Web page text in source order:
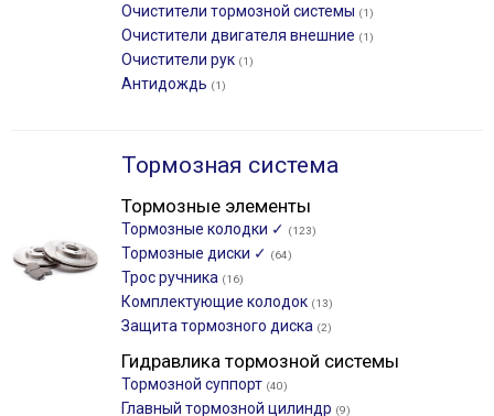
Очистители тормозной системы (1)
Очистители двигателя внешние (1)
Очистители рук (1)
Антидождь (1)
Тормозная система
Тормозные элементы
Тормозные колодки ✓ (123)
Тормозные диски ✓ (64)
Трос ручника (16)
Комплектующие колодок (13)
Защита тормозного диска (2)
Гидравлика тормозной системы
Тормозной суппорт (40)
Главный тормозной цилиндр (9)